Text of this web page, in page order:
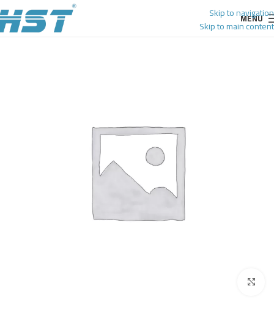
Skip to navigation
Skip to main content
MENU